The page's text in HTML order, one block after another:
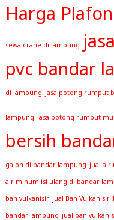
Harga
sewa crane di lampung
pvc bandar
di lampung jasa potong rumput
lampung jasa potong rumput
bersih
galon di bandar lampung jual air
air minum isi ulang di bandar
ban vulkanisir jual Ban Vulkanisir
bandar lampung jual ban